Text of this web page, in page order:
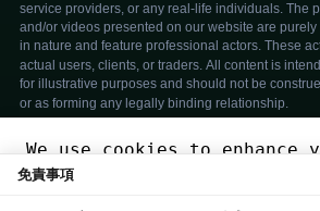
We use cookies to enhance
experience. By continuing
website, you agree to our
免責事項